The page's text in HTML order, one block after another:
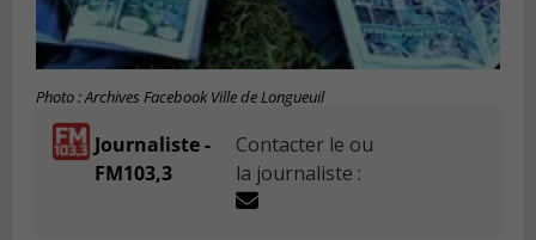
Photo : Archives Facebook Ville de Longueuil
Journaliste -
FM103,3
Contacter le ou
la journaliste :